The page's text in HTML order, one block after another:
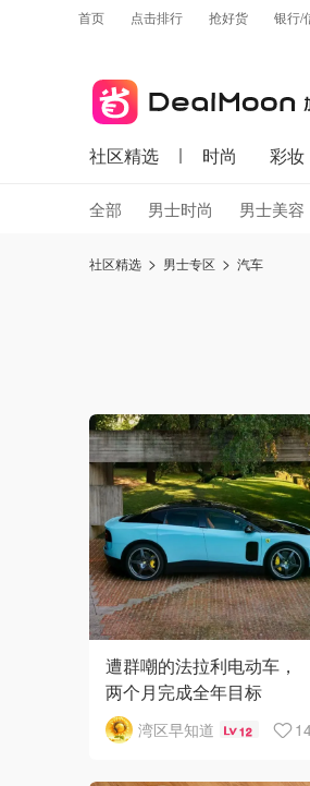
首页 点击排行 抢好货 银行/
社区精选 时尚 彩妆
全部 男士时尚 男士美容
社区精选 男士专区 汽车
遭群嘲的法拉利电动车，
两个月完成全年目标
湾区早知道 12